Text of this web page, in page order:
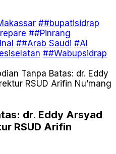
##bupatisidrap
##Pinrang
##Arab Saudi #AI
##Wabupsidrap
Tanpa Batas: dr. Eddy
RSUD Arifin Nu’mang
dr. Eddy Arsyad
RSUD Arifin